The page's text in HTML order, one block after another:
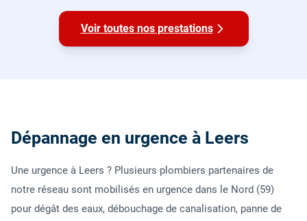
Voir toutes nos prestations
Dépannage en urgence à Leers
Une urgence à Leers ? Plusieurs plombiers partenaires de
notre réseau sont mobilisés en urgence dans le Nord (59)
pour dégât des eaux, débouchage de canalisation, panne de